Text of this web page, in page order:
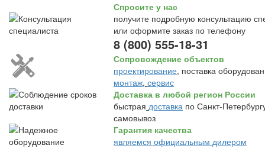
Спросите у нас
получите подробную консультацию
или оформите заказ по телефону
8 (800) 555-18-31
Сопровождение объектов
проектирование, поставка
монтаж, сервис
Доставка в любой регион России
быстрая доставка по Санкт-
самовывоз
Гарантия качества
являемся официальным дилером